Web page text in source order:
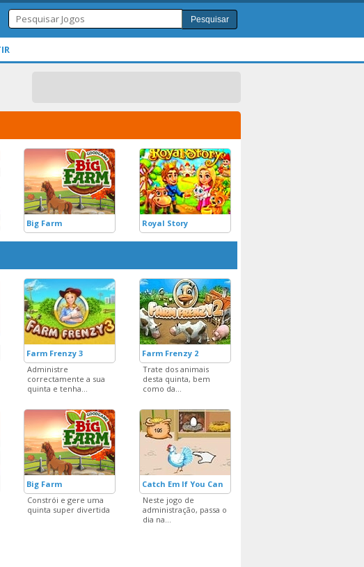
Pesquisar
Care
Big Farm Royal Story
Farm Frenzy 3
Administre
correctamente a sua
quinta e tenha...
Farm Frenzy 2
Trate dos animais
desta quinta, bem
como da...
Big Farm
Constrói e gere uma
quinta super divertida
Catch Em If You Can
Neste jogo de
administração, passa o
dia na...